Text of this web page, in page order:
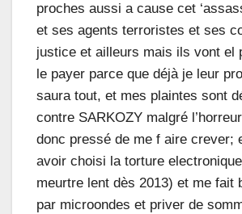
proches aussi a cause cet
et ses agents terroristes et ses
justice et ailleurs mais ils vont el
le payer parce que déjà je leur
saura tout, et mes plaintes sont
contre SARKOZY malgré
donc pressé de me f aire crever;
avoir choisi la torture
meurtre lent dès 2013) et me fait
par microondes et priver de